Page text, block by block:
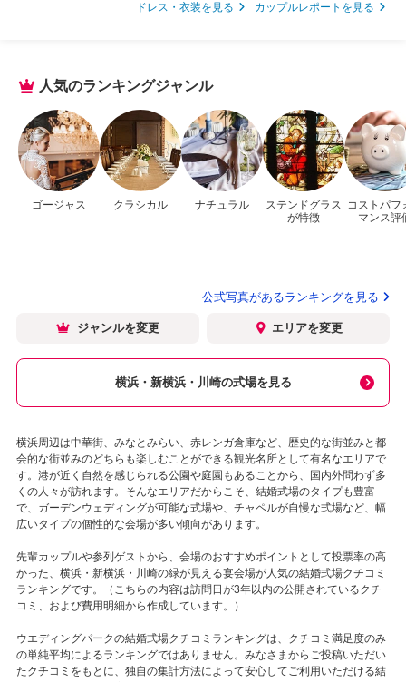
ドレス・衣装を見る カップルレポートを見る
人気のランキングジャンル
ゴージャス クラシカル ナチュラル
ステンドグラス
が特徴
コストパフ
マンス評
公式写真があるランキングを見る
ジャンルを変更 エリアを変更
横浜・新横浜・川崎の式場を見る
横浜周辺は中華街、みなとみらい、赤レンガ倉庫など、歴史的な街並みと都
会的な街並みのどちらも楽しむことができる観光名所として有名なエリアで
す。港が近く自然を感じられる公園や庭園もあることから、国内外問わず多
くの人々が訪れます。そんなエリアだからこそ、結婚式場のタイプも豊富
で、ガーデンウェディングが可能な式場や、チャペルが自慢な式場など、幅
広いタイプの個性的な会場が多い傾向があります。
先輩カップルや参列ゲストから、会場のおすすめポイントとして投票率の高
かった、横浜・新横浜・川崎の緑が見える宴会場が人気の結婚式場クチコミ
ランキングです。（こちらの内容は訪問日が3年以内の公開されているクチ
コミ、および費用明細から作成しています。）
ウエディングパークの結婚式場クチコミランキングは、クチコミ満足度のみ
の単純平均によるランキングではありません。みなさまからご投稿いただい
たクチコミをもとに、独自の集計方法によって安心してご利用いただける結